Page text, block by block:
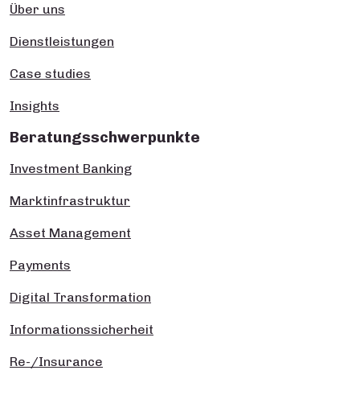
Über uns
Dienstleistungen
Case studies
Insights
Beratungsschwerpunkte
Investment Banking
Marktinfrastruktur
Asset Management
Payments
Digital Transformation
Informationssicherheit
Re-/Insurance